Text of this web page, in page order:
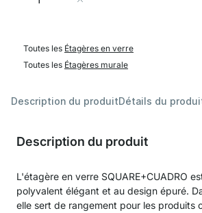
Toutes les Étagères en verre
Toutes les Étagères murale
Description du produitDétails du
Description du produit
L'étagère en verre SQUARE+CUADRO
polyvalent élégant et au design épuré.
elle sert de rangement pour les produits